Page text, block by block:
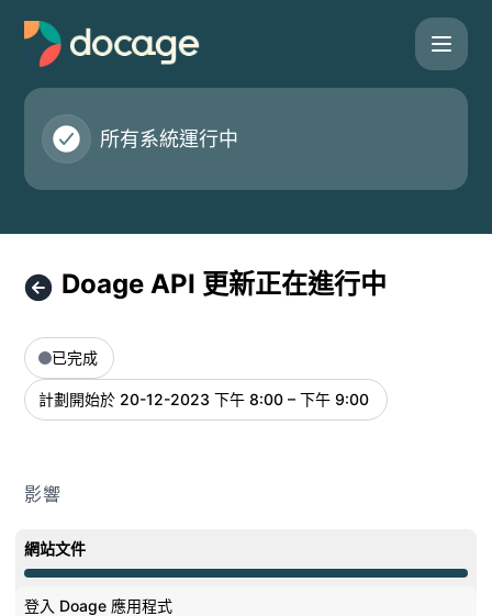
所有系統運行中
Doage API 更新正在進行中
已完成
計劃開始於 20-12-2023 下午 8:00 – 下午 9:00 UTC
影響
網站文件
維護中 undefined 8:00 PM 至 12:00 AM
登入 Doage 應用程式